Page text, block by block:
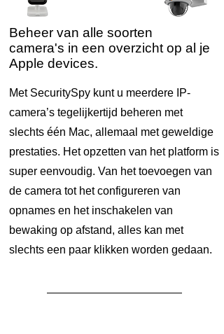
Beheer van alle soorten
camera's in een overzicht op al je
Apple devices.
Met SecuritySpy kunt u meerdere IP-
camera’s tegelijkertijd beheren met
slechts één Mac, allemaal met geweldige
prestaties. Het opzetten van het platform is
super eenvoudig. Van het toevoegen van
de camera tot het configureren van
opnames en het inschakelen van
bewaking op afstand, alles kan met
slechts een paar klikken worden gedaan.